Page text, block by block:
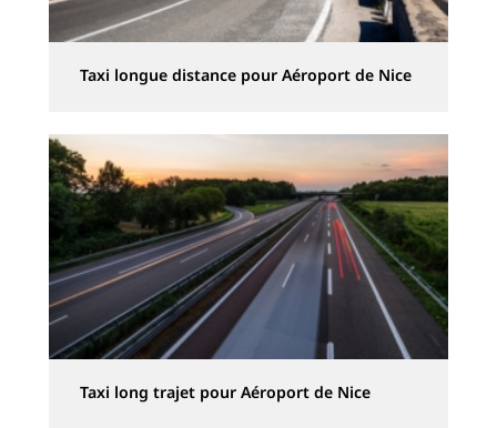
Taxi longue distance pour Aéroport de Nice
Taxi long trajet pour Aéroport de Nice